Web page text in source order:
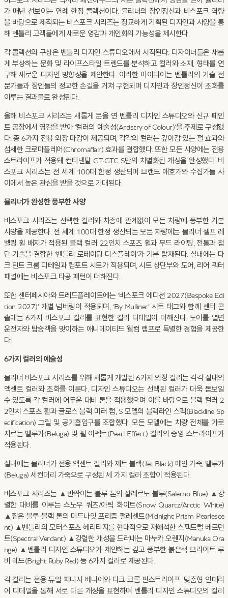
가 매년 선보이는 연례 한정 콜렉션이다. 뮬리너의 장인정신과 비스포크 역량
을 바탕으로 제작되는 비스포크 시리즈는 정교하게 기획된 디자인과 사양을 통
해 벤틀리 고객들에게 새로운 영감과 개인화의 가능성을 제시한다.
각 콜렉션의 구상은 벤틀리 디자인 스튜디오에서 시작된다. 디자이너들은 새롭
게 부상하는 문화 및 라이프스타일 트렌드를 분석하고 컬러와 소재, 형태를 연
구해 새로운 디자인 방향성을 제안한다. 이러한 아이디어는 벤틀리의 기술 전
문가들과 장인들의 정교한 손길을 거쳐 구현되며 디자인과 장인정신이 조화를
이루는 결과물로 완성된다.
올해 비스포크 시리즈는 새롭게 문을 연 벤틀리 디자인 스튜디오와 신규 페인
트 공장에서 영감을 받아 ‘컬러의 예술성(Artistry of Colour)’을 주제로 구성됐
다. 총 6가지 전용 외장 마감이 제공되며, 각각의 컬러는 깊이감 있는 펄 효과와
섬세한 크로마플레어(Chromaflair) 효과를 결합했다. 또한 모든 사양에는 전용
스트라이프가 적용돼 컨티넨탈 GT·GTC S만의 차별화된 개성을 완성했다. 비
스포크 시리즈는 전 세계 100대 한정 생산되며 브랜드 애호가와 수집가들 사
이에서 높은 관심을 받을 것으로 기대된다.
뮬리너가 완성한 풍부한 사양
비스포크 시리즈는 선택한 컬러와 차종에 관계없이 모든 차량에 풍부한 기본
사양을 제공한다. 전 세계 100대 한정 생산되는 모든 차량에는 뮬리너 셀프 레
벨링 휠 배지가 적용된 블랙 컬러 22인치 스포츠 휠과 무드 라이팅, 전통과 첨
단 기술을 결합한 ‘벤틀리 로테이팅 디스플레이’가 기본 탑재된다. 실내에는 다
크 틴트 크롬 디테일과 컴포트 시트가 적용되며, 시트 상단부와 도어, 리어 쿼터
패널에는 비스포크 타공 패턴이 더해진다.
또한 센터페시아와 트레드플레이트에는 ‘비스포크 에디션 2027(Bespoke Edi
tion 2027)’ 개별 넘버링이 적용되며, ‘By Mulliner’ 시트 태그와 함께 센터 콘
솔에는 6가지 비스포크 컬러를 표현한 컬러 디테일이 더해진다. 도어를 열면
운전자와 탑승객을 맞이하는 애니메이티드 웰컴 램프로 특별한 경험을 제공한
다.
6가지 컬러의 예술성
뮬리너 비스포크 시리즈를 위해 새롭게 개발된 6가지 외장 컬러는 각각 실내의
액센트 컬러와 조화를 이룬다. 디자인 스튜디오는 선택된 컬러가 더욱 돋보일
수 있도록 각 컬러에 어두운 대비 톤을 적용했으며 이를 바탕으로 블랙 컬러 2
2인치 스포츠 휠과 글로스 블랙 미러 캡, S 모델의 블랙라인 스펙(Blackline Sp
ecification) 그릴 및 공기흡입구를 조합했다. 모든 모델에는 차량 전체를 가로
지르는 벨루가(Beluga) 및 펄 이펙트(Pearl Effect) 컬러의 중앙 스트라이프가
적용된다.
실내에는 뮬리너가 전용 액센트 컬러와 제트 블랙(Jet Black) 메인 가죽, 벨루가
(Beluga) 세컨더리 가죽으로 구성된 세 가지 컬러 조합이 적용된다.
비스포크 시리즈는 ▲반짝이는 블루 톤의 살레르노 블루(Salerno Blue) ▲강
렬한 대비를 이루는 스노우 쿼츠/아틱 화이트(Snow Quartz/Arctic White)
▲짙은 블루-블랙 톤의 미드나잇 프리즘 펄레센트(Midnight Prism Pearlesce
nt) ▲벤틀리의 모터스포츠 헤리티지를 현대적으로 재해석한 스펙트럴 베르던
트(Spectral Verdant) ▲강렬한 개성을 드러내는 마누카 오렌지(Manuka Ora
nge) ▲벤틀리 디자인 스튜디오가 제안하는 깊고 풍부한 붉은색 브라이트 루
비 레드(Bright Ruby Red) 등 6가지 컬러로 제공된다.
각 컬러는 전용 듀얼 피니시 베니어와 다크 크롬 핀스트라이프, 맞춤형 인테리
어 디테일을 통해 서로 다른 개성을 표현하며 벤틀리 디자인 스튜디오의 컬러